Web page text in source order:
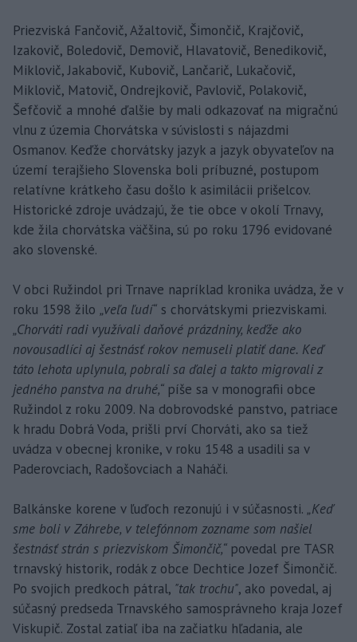
Priezviská Fančovič, Ažaltovič, Šimončič, Krajčovič,
Izakovič, Boledovič, Demovič, Hlavatovič, Benedikovič,
Miklovič, Jakabovič, Kubovič, Lančarič, Lukačovič,
Miklovič, Matovič, Ondrejkovič, Pavlovič, Polakovič,
Šefčovič a mnohé ďalšie by mali odkazovať na migračnú
vlnu z územia Chorvátska v súvislosti s nájazdmi
Osmanov. Keďže chorvátsky jazyk a jazyk obyvateľov na
území terajšieho Slovenska boli príbuzné, postupom
relatívne krátkeho času došlo k asimilácii prišelcov.
Historické zdroje uvádzajú, že tie obce v okolí Trnavy,
kde žila chorvátska väčšina, sú po roku 1796 evidované
ako slovenské.
V obci Ružindol pri Trnave napríklad kronika uvádza, že v
roku 1598 žilo „veľa ľudí“ s chorvátskymi priezviskami.
„Chorváti radi využívali daňové prázdniny, keďže ako
novousadlíci aj šestnásť rokov nemuseli platiť dane. Keď
táto lehota uplynula, pobrali sa ďalej a takto migrovali z
jedného panstva na druhé,“ píše sa v monografii obce
Ružindol z roku 2009. Na dobrovodské panstvo, patriace
k hradu Dobrá Voda, prišli prví Chorváti, ako sa tiež
uvádza v obecnej kronike, v roku 1548 a usadili sa v
Paderovciach, Radošovciach a Naháči.
Balkánske korene v ľuďoch rezonujú i v súčasnosti. „Keď
sme boli v Záhrebe, v telefónnom zozname som našiel
šestnásť strán s priezviskom Šimončič,“ povedal pre TASR
trnavský historik, rodák z obce Dechtice Jozef Šimončič.
Po svojich predkoch pátral, "tak trochu", ako povedal, aj
súčasný predseda Trnavského samosprávneho kraja Jozef
Viskupič. Zostal zatiaľ iba na začiatku hľadania, ale